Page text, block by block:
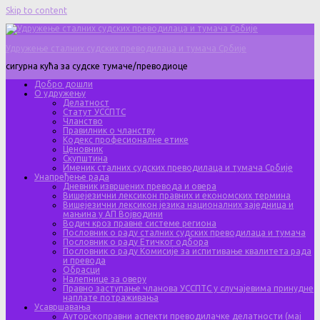
Skip to content
Удружење сталних судских преводилаца и тумача Србије
сигурна кућа за судске тумаче/преводиоце
Добро дошли
О удружењу
Делатност
Статут УССПТС
Чланство
Правилник о чланству
Кодекс професионалне етике
Ценовник
Скупштина
Именик сталних судских преводилаца и тумача Србије
Унапређење рада
Дневник извршених превода и овера
Вишејезични лексикон правних и економских термина
Вишејезични лексикон језика националних заједница и
мањина у АП Војводини
Водич кроз правне системе региона
Пословник о раду сталних судских преводилаца и тумача
Пословник о раду Етичког одбора
Пословник о раду Комисије за испитивање квалитета рада
и превода
Обрасци
Налепнице за оверу
Правно заступање чланова УССПТС у случајевима принудне
наплате потраживања
Усавршавања
Ауторскоправни аспекти преводилачке делатности (мај